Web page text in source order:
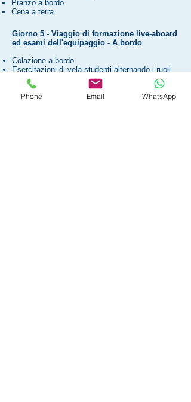
Pranzo a bordo
Cena a terra
Giorno 5 - Viaggio di formazione live-aboard
ed esami dell'equipaggio - A bordo
Colazione a bordo
Esercitazioni di vela studenti alternando i ruoli,
revisione verbale per l'esame
Pranzo a bordo
Esame dell'equipaggio a bordo
Phone Email WhatsApp